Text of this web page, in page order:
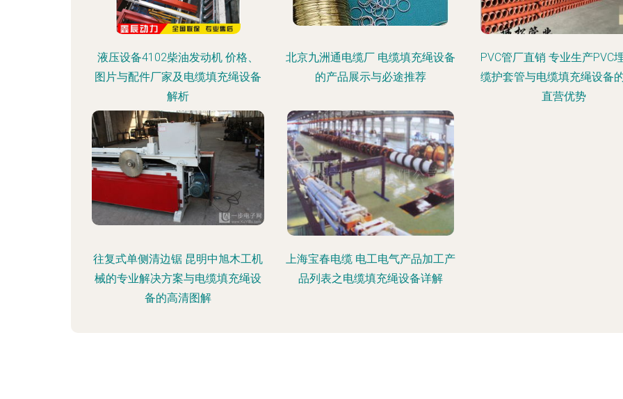
液压设备4102柴油发动机 价格、
图片与配件厂家及电缆填充绳设备
解析
北京九洲通电缆厂 电缆填充绳设备
的产品展示与必途推荐
PVC管厂直销 专业生产PVC
缆护套管与电缆填充绳设备
直营优势
往复式单侧清边锯 昆明中旭木工机
械的专业解决方案与电缆填充绳设
备的高清图解
上海宝春电缆 电工电气产品加工产
品列表之电缆填充绳设备详解